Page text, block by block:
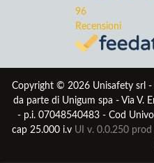
96
Recensioni
Copyright © 2026 Unisafety srl -
da parte di Unigum spa - Via V.
- p.i. 07048540483 - Cod
cap 25.000 i.v UI v. 0.0.250